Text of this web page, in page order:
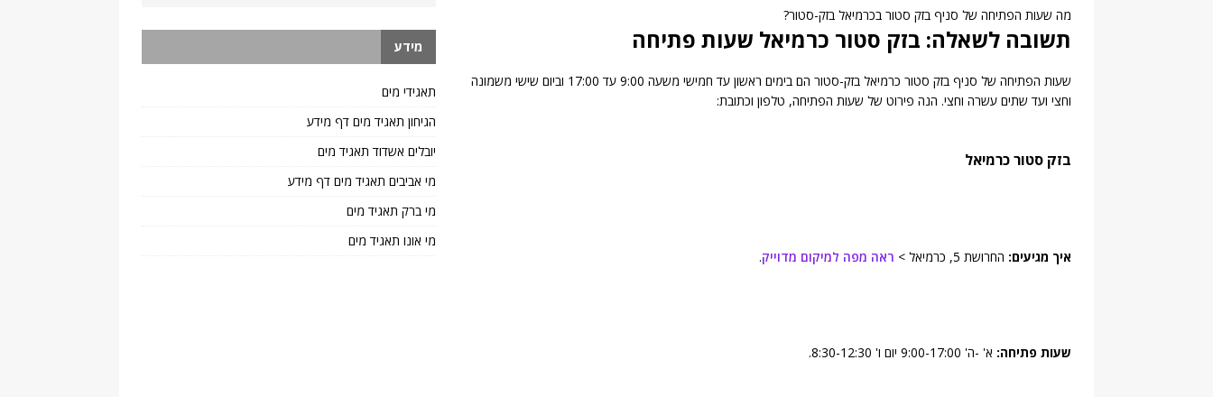
מה שעות הפתיחה של סניף בזק סטור בכרמיאל בזק-סטור?
תשובה לשאלה: בזק סטור כרמיאל שעות פתיחה
שעות הפתיחה של סניף בזק סטור כרמיאל בזק-סטור הם בימים ראשון עד חמישי משעה 9:00 עד 17:00 וביום שישי משמונה
וחצי ועד שתים עשרה וחצי. הנה פירוט של שעות הפתיחה, טלפון וכתובת:
בזק סטורכרמיאל
איך מגיעים: החרושת 5, כרמיאל > ראה מפה למיקום מדוייק.
שעות פתיחה: א' -ה' 9:00-17:00 יום ו' 8:30-12:30.
מידע
תאגידי מים
הגיחון תאגיד מים דף מידע
יובלים אשדוד תאגיד מים
מי אביבים תאגיד מים דף מידע
מי ברק תאגיד מים
מי אונו תאגיד מים